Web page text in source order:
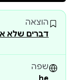
הוצאה
דברים שלא
שפה